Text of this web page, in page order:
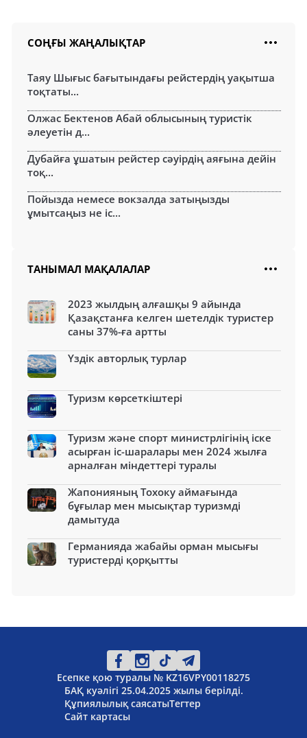
СОҢҒЫ ЖАҢАЛЫҚТАР
Таяу Шығыс бағытындағы рейстердің уақытша
тоқтаты...
Олжас Бектенов Абай облысының туристік
әлеуетін д...
Дубайға ұшатын рейстер сәуірдің аяғына дейін
тоқ...
Пойызда немесе вокзалда затыңызды
ұмытсаңыз не іс...
ТАНЫМАЛ МАҚАЛАЛАР
2023 жылдың алғашқы 9 айында
Қазақстанға келген шетелдік туристер
саны 37%-ға артты
Үздік авторлық турлар
Туризм көрсеткіштері
Туризм және спорт министрлігінің іске
асырған іс-шаралары мен 2024 жылға
арналған міндеттері туралы
Жапонияның Тохоку аймағында
бұғылар мен мысықтар туризмді
дамытуда
Германияда жабайы орман мысығы
туристерді қорқытты
Есепке қою туралы № KZ16VPY00118275
БАҚ куәлігі 25.04.2025 жылы берілді.
Құпиялылық саясатыТегтер
Сайт картасы